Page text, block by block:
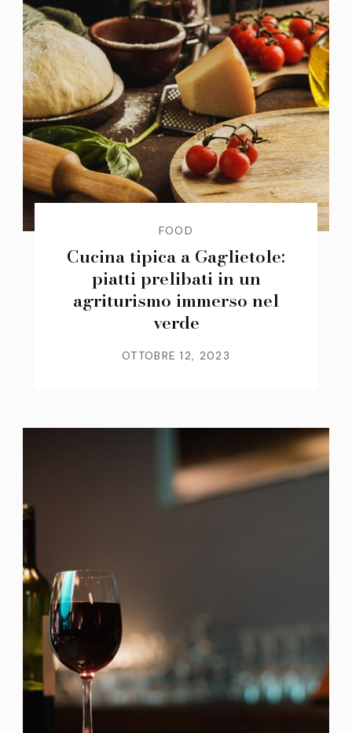
FOOD
Cucina tipica a Gaglietole:
piatti prelibati in un
agriturismo immerso nel
verde
OTTOBRE 12, 2023